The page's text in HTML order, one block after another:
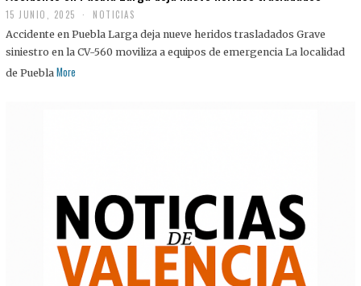
15 JUNIO, 2025 NOTICIAS
Accidente en Puebla Larga deja nueve heridos trasladados Grave
siniestro en la CV-560 moviliza a equipos de emergencia La localidad
de Puebla More